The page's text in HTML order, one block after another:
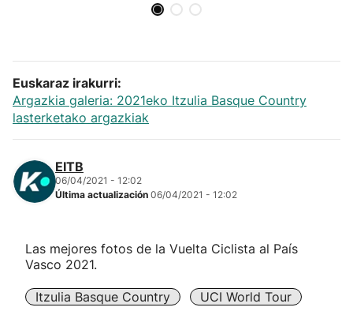
Euskaraz irakurri:
Argazkia galeria: 2021eko Itzulia Basque Country
lasterketako argazkiak
EITB
06/04/2021 - 12:02
Última actualización 06/04/2021 - 12:02
Las mejores fotos de la Vuelta Ciclista al País
Vasco 2021.
Itzulia Basque Country
UCI World Tour